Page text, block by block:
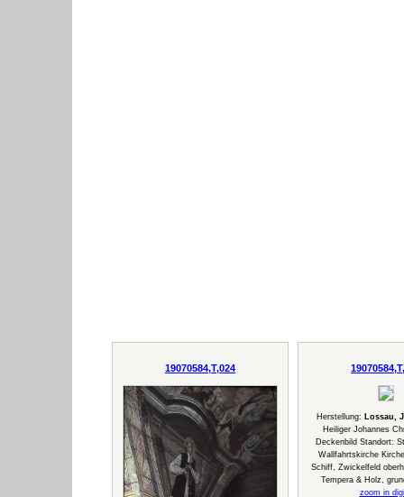
19070584,T,024
Herstellung:
Lossau,
Heiliger Johannes
Deckenbild Standort:
Wallfahrtskirche
Schiff, Zwickelfeld
Tempera & Holz,
zoom in